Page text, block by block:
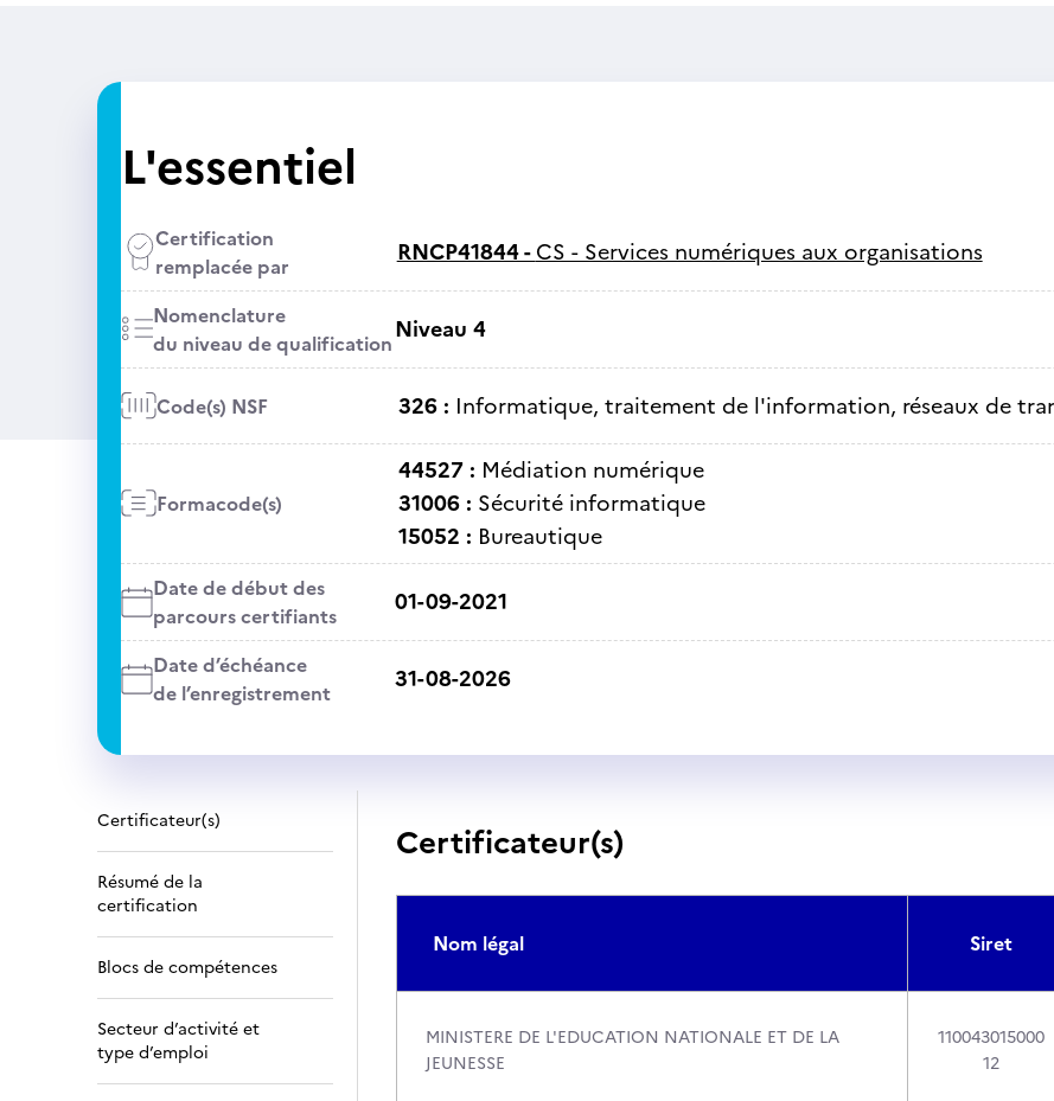
L'essentiel
Certification
remplacée par
RNCP41844 -CS - Services numériques aux organisations
Nomenclature
du niveau de qualificationNiveau 4
Code(s) NSF 326 : Informatique, traitement de l'information, réseaux de
Formacode(s)
44527 : Médiation numérique
31006 : Sécurité informatique
15052 : Bureautique
Date de début des
parcours certifiants
01-09-2021
Date d’échéance
de l’enregistrement
31-08-2026
Certificateur(s)
Résumé de la
certification
Blocs de compétences
Secteur d’activité et
type d’emploi
Certificateur(s)
Nom légal Siret
MINISTERE DE L'EDUCATION NATIONALE ET DE LA
JEUNESSE
110043015000
12